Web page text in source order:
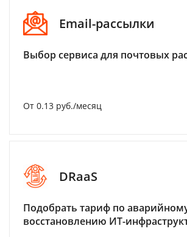
Email-рассылки
Выбор сервиса для почтовых
От 0.13 руб./месяц
DRaaS
Подобрать тариф по
восстановлению ИТ-